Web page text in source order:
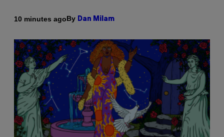
10 minutes agoBy Dan Milam